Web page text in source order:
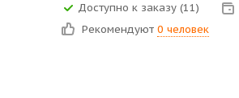
Доступно к заказу (11)
Рекомендуют 0 человек